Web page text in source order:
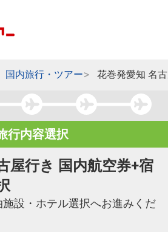
国内旅行・ツアー 花巻発愛知 名
行内容選択
屋行き 国内航空券+宿
設・ホテル選択へお進みくだ